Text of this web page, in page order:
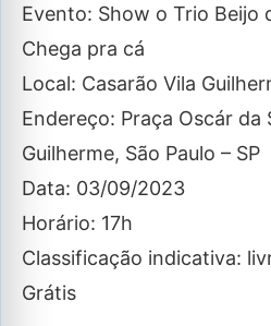
Evento: Show o Trio Beijo
Chega pra cá
Local: Casarão Vila
Endereço: Praça Oscár da
Guilherme, São Paulo – SP
Data: 03/09/2023
Horário: 17h
Classificação indicativa:
Grátis